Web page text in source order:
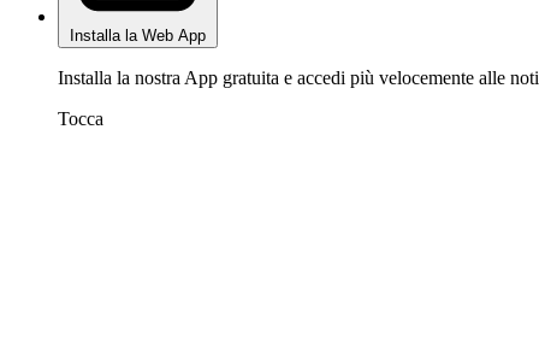
Installa la Web App
Installa la nostra App gratuita e accedi più velocemente alle
Tocca